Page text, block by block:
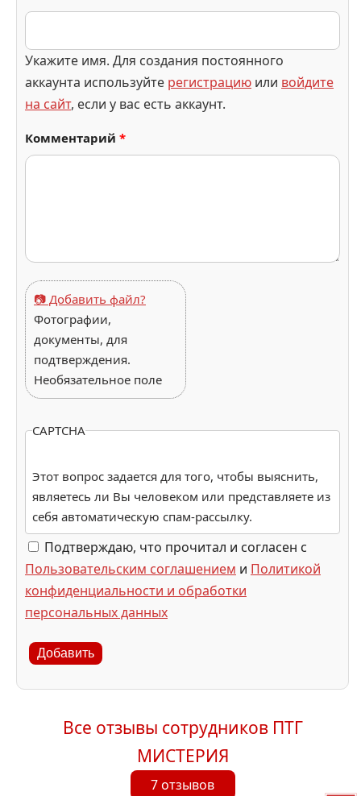
Укажите имя. Для создания постоянного
аккаунта используйте регистрацию или войдите
на сайт, если у вас есть аккаунт.
Комментарий *
📷 Добавить файл?
Фотографии,
документы, для
подтверждения.
Необязательное поле
CAPTCHA
Этот вопрос задается для того, чтобы выяснить,
являетесь ли Вы человеком или представляете из
себя автоматическую спам-рассылку.
Подтверждаю, что прочитал и согласен с
Пользовательским соглашением и Политикой
конфиденциальности и обработки
персональных данных
Добавить
Все отзывы сотрудников ПТГ
МИСТЕРИЯ
7 отзывов